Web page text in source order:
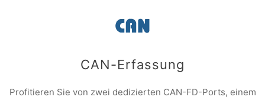
CAN-Erfassung
Profitieren Sie von zwei dedizierten CAN-FD-Ports, einem